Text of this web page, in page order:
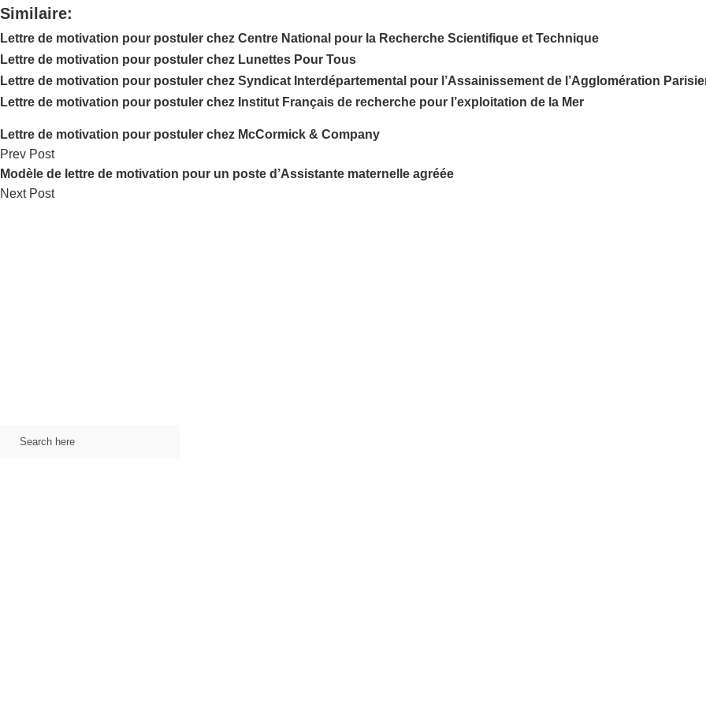
Similaire:
Lettre de motivation pour postuler chez Centre National pour la Recherche Scientifique et Technique
Lettre de motivation pour postuler chez Lunettes Pour Tous
Lettre de motivation pour postuler chez Syndicat Interdépartemental pour l’Assainissement de l’Agglomération
Lettre de motivation pour postuler chez Institut Français de recherche pour l’exploitation de la Mer
Lettre de motivation pour postuler chez McCormick & Company
Prev Post
Modèle de lettre de motivation pour un poste d’Assistante maternelle agréée
Next Post